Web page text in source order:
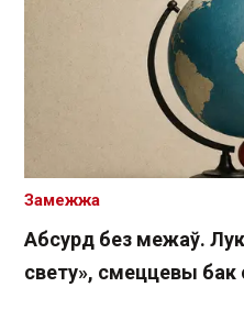
Абсурд без межаў.
свету», смеццевы
Замежжа